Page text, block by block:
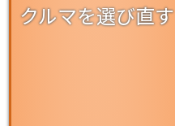
クルマを選び直す